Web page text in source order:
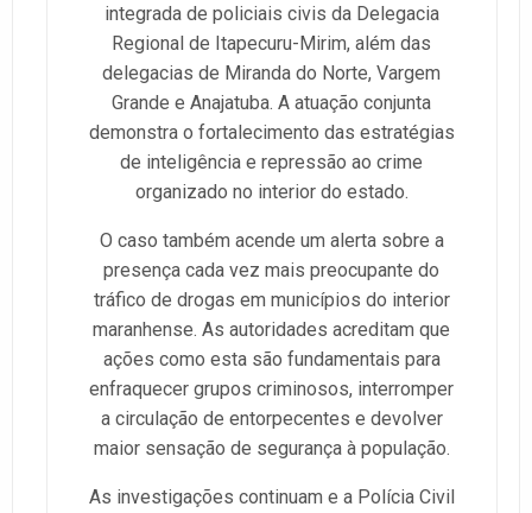
integrada de policiais civis da Delegacia
Regional de Itapecuru-Mirim, além das
delegacias de Miranda do Norte, Vargem
Grande e Anajatuba. A atuação conjunta
demonstra o fortalecimento das estratégias
de inteligência e repressão ao crime
organizado no interior do estado.
O caso também acende um alerta sobre a
presença cada vez mais preocupante do
tráfico de drogas em municípios do interior
maranhense. As autoridades acreditam que
ações como esta são fundamentais para
enfraquecer grupos criminosos, interromper
a circulação de entorpecentes e devolver
maior sensação de segurança à população.
As investigações continuam e a Polícia Civil